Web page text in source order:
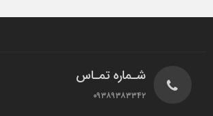
شـماره تمـاس
۰۹۳۸۹۳۸۳۳۴۲